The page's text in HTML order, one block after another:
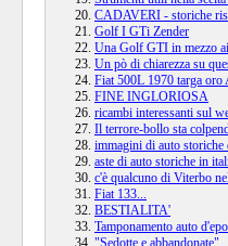
CADAVERI - storiche
Golf I GTi Zender
Una Golf GTI in mezzo
Un pò di chiarezza su
Fiat 500L 1970 targa oro
FINE INGLORIOSA
ricambi interessanti sul
Il terrore-bollo sta
immagini di auto storiche
aste di auto storiche in
c'è qualcuno di Viterbo
Fiat 133...
BESTIALITA'
Tamponamento auto
"Sedotte e abbandonate"